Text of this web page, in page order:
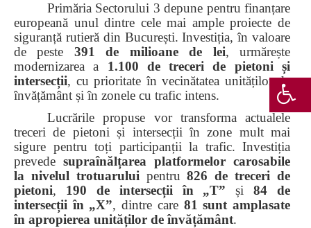
Primăria Sectorului 3 depune pentru finanțare
europeană unul dintre cele mai ample proiecte de
siguranță rutieră din București. Investiția, în valoare
de peste 391 de milioane de lei, urmărește
modernizarea a 1.100 de treceri de pietoni și
intersecții, cu prioritate în vecinătatea unităților de
învățământ și în zonele cu trafic intens.
Lucrările propuse vor transforma actualele
treceri de pietoni și intersecții în zone mult mai
sigure pentru toți participanții la trafic. Investiția
prevede supraînălțarea platformelor carosabile
la nivelul trotuarului pentru826 de treceri de
pietoni, 190 de intersecții în „T” și84 de
intersecții în „X”, dintre care 81 sunt amplasate
în apropierea unităților de învățământ.